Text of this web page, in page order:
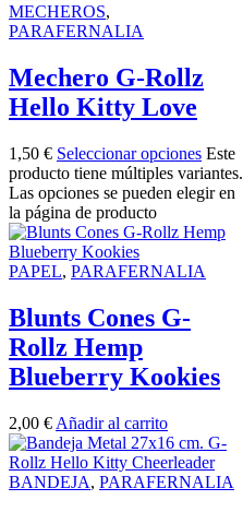
MECHEROS,
PARAFERNALIA
Mechero G-Rollz
Hello Kitty Love
1,50 € Seleccionar opciones Este
producto tiene múltiples variantes.
Las opciones se pueden elegir en
la página de producto
PAPEL, PARAFERNALIA
Blunts Cones G-
Rollz Hemp
Blueberry Kookies
2,00 € Añadir al carrito
BANDEJA, PARAFERNALIA